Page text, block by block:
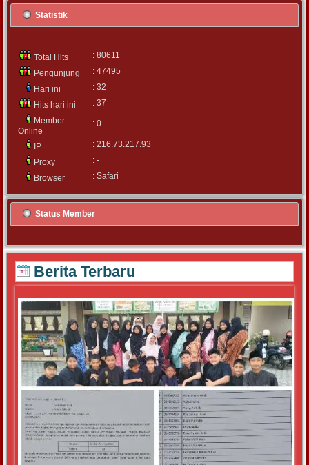
Statistik
Total Hits
: 80611
Pengunjung
: 47495
Hari ini
: 32
Hits hari ini
: 37
Member
Online
: 0
IP
: 216.73.217.93
Proxy
: -
Browser
: Safari
Status Member
Berita Terbaru